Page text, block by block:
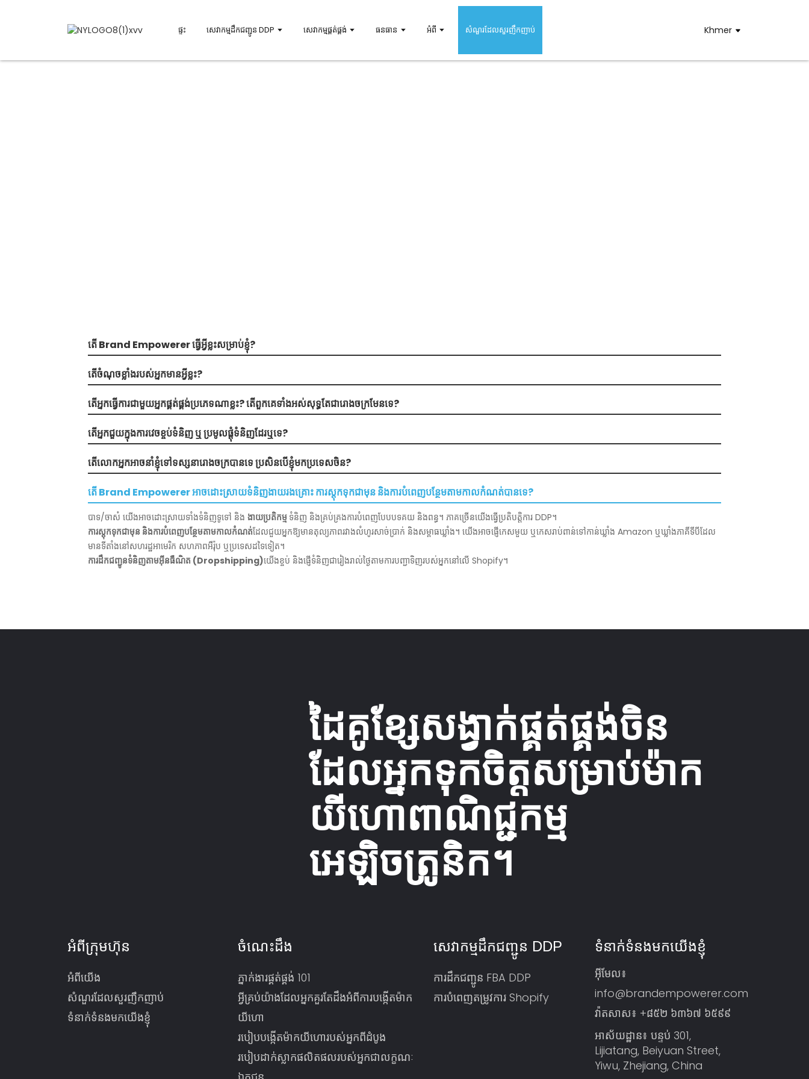
ផ្ទះ សេវាកម្មដឹកជញ្ជូន DDP សេវាកម្មផ្គត់ផ្គង់ ធនធាន អំពី សំណួរដែលសួរញឹកញាប់ Khmer
តើ Brand Empowerer ធ្វើអ្វីខ្លះសម្រាប់ខ្ញុំ?
តើ​ចំណុចខ្លាំង​របស់​អ្នក​មាន​អ្វីខ្លះ?
តើអ្នកធ្វើការជាមួយអ្នកផ្គត់ផ្គង់ប្រភេទណាខ្លះ? តើពួកគេទាំងអស់សុទ្ធតែជារោងចក្រមែនទេ?
តើអ្នកជួយក្នុងការវេចខ្ចប់ទំនិញ ឬ ប្រមូលផ្តុំទំនិញដែរឬទេ?
តើលោកអ្នកអាចនាំខ្ញុំទៅទស្សនារោងចក្របានទេ ប្រសិនបើខ្ញុំមកប្រទេសចិន?
តើ Brand Empowerer អាចដោះស្រាយទំនិញងាយរងគ្រោះ ការស្តុកទុកជាមុន និងការបំពេញបន្ថែមតាមកាលកំណត់បានទេ?
បាទ/ចាស៎ យើងអាចដោះស្រាយទាំងទំនិញទូទៅ និង ងាយប្រតិកម្ម ទំនិញ និងគ្រប់គ្រងការបំពេញបែបបទគយ និងពន្ធ។ ភាគច្រើនយើងធ្វើប្រតិបត្តិការ DDP។
ការស្តុកទុកជាមុន និងការបំពេញបន្ថែមតាមកាលកំណត់ដែលជួយអ្នកឱ្យមានតុល្យភាពរវាងលំហូរសាច់ប្រាក់ និងសម្ពាធឃ្លាំង។ យើងអាចផ្ញើកេសមួយ ឬកេសរាប់ពាន់ទៅកាន់ឃ្លាំង Amazon ឬឃ្លាំងភាគីទីបីដែល
មានទីតាំងនៅសហរដ្ឋអាមេរិក សហភាពអឺរ៉ុប ឬប្រទេសដទៃទៀត។
ការដឹកជញ្ជូនទំនិញតាមអ៊ីនធឺណិត (Dropshipping)យើងខ្ចប់ និងផ្ញើទំនិញជារៀងរាល់ថ្ងៃតាមការបញ្ជាទិញរបស់អ្នកនៅលើ Shopify។
ដៃគូខ្សែសង្វាក់ផ្គត់ផ្គង់ចិន
ដែលអ្នកទុកចិត្តសម្រាប់ម៉ាក
យីហោពាណិជ្ជកម្ម
អេឡិចត្រូនិក។
អំពីក្រុមហ៊ុន
អំពីយើង
សំណួរដែលសួរញឹកញាប់
ទំនាក់ទំនងមកយើងខ្ញុំ
ចំណេះដឹង
ភ្នាក់ងារផ្គត់ផ្គង់ 101
អ្វីគ្រប់យ៉ាងដែលអ្នកគួរតែដឹងអំពីការបង្កើតម៉ាក
យីហោ
របៀបបង្កើតម៉ាកយីហោរបស់អ្នកពីដំបូង
របៀបដាក់ស្លាកផលិតផលរបស់អ្នកជាលក្ខណៈ
សេវាកម្មដឹកជញ្ជូន DDP
ការដឹកជញ្ជូន FBA DDP
ការបំពេញតម្រូវការ Shopify
ទំនាក់ទំនងមកយើងខ្ញុំ
អ៊ីមែល៖
info@brandempowerer.com
វ៉ាតសាស៖ +៨៥២ ៦៣៦៧ ៦៥៩៩
អាស័យដ្ឋាន៖ បន្ទប់ 301,
Lijiatang, Beiyuan Street,
Yiwu, Zhejiang, China